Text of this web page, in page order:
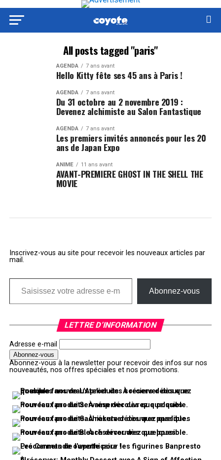
All posts tagged "paris"
AGENDA 7 ans avant
Hello Kitty fête ses 45 ans à Paris !
AGENDA 7 ans avant
Du 31 octobre au 2 novembre 2019 :
Devenez alchimiste au Salon Fantastique
AGENDA 7 ans avant
Les premiers invités annoncés pour les 20
ans de Japan Expo
ANIME 11 ans avant
AVANT-PREMIERE GHOST IN THE SHELL THE
MOVIE
Inscrivez-vous au site pour recevoir les nouveaux articles par
mail.
Saisissez votre adresse e-mail…
Abonnez-vous
LETTRE D’INFORMATION
Adresse e-mail
Abonnez-vous à la newsletter pour recevoir des infos sur nos
nouveautés, nos offres spéciales et nos promotions.